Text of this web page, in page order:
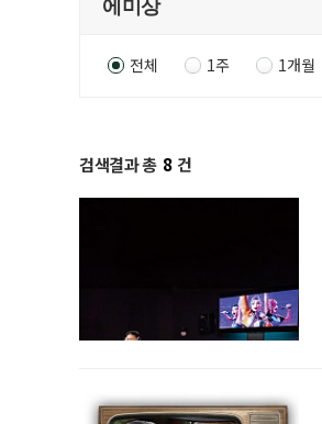
전체 1주 1개월
검색결과 총 8 건